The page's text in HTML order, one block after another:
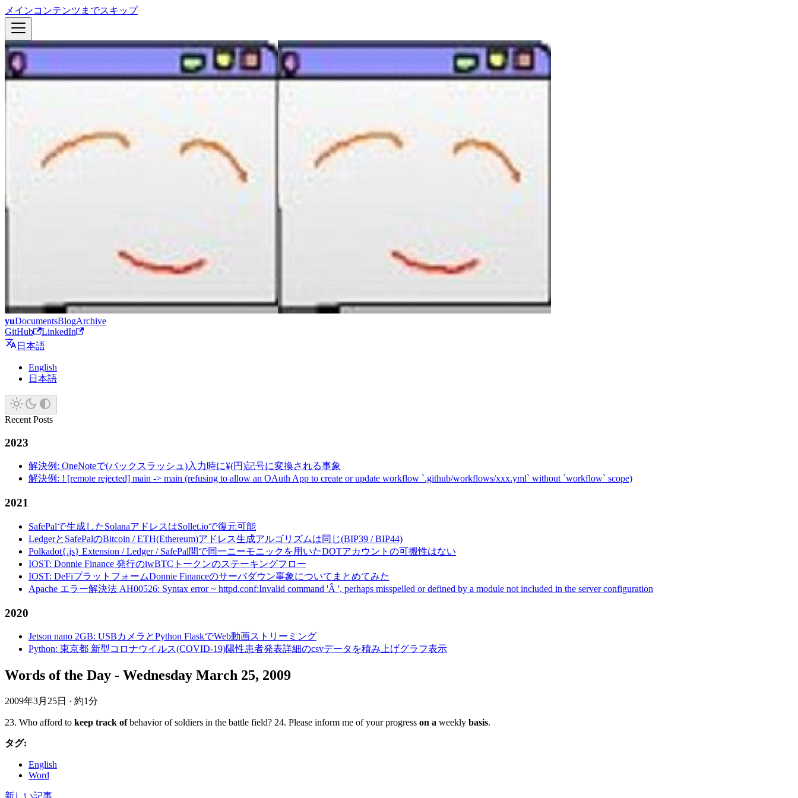
メインコンテンツまでスキップ
yuDocumentsBlogArchive
GitHub
LinkedIn
日本語
English
日本語
Recent Posts
2023
解決例: OneNoteで(バックスラッシュ)入力時に¥(円)記号に変換される事象
解決例: ! [remote rejected] main -> main (refusing to allow an OAuth App to create or update workflow `.github/workflows/xxx.yml` without `workflow` scope)
2021
SafePalで生成したSolanaアドレスはSollet.ioで復元可能
LedgerとSafePalのBitcoin / ETH(Ethereum)アドレス生成アルゴリズムは同じ(BIP39 / BIP44)
Polkadot{.js} Extension / Ledger / SafePal間で同一ニーモニックを用いたDOTアカウントの可搬性はない
IOST: Donnie Finance 発行のiwBTCトークンのステーキングフロー
IOST: DeFiプラットフォームDonnie Financeのサーバダウン事象についてまとめてみた
Apache エラー解決法 AH00526: Syntax error ~ httpd.conf:Invalid command 'Â ', perhaps misspelled or defined by a module not included in the server configuration
2020
Jetson nano 2GB: USBカメラとPython FlaskでWeb動画ストリーミング
Python: 東京都 新型コロナウイルス(COVID-19)陽性患者発表詳細のcsvデータを積み上げグラフ表示
Words of the Day - Wednesday March 25, 2009
2009年3月25日 · 約1分
23. Who afford to keep track ofbehavior of soldiers in the battle field? 24. Please inform me of your progress on a weekly basis.
タグ:
English
Word